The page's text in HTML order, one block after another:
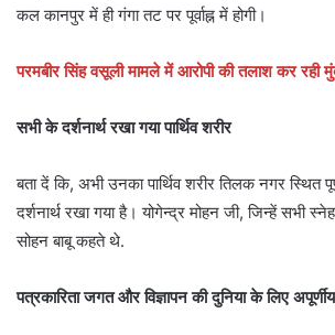
कल कानपुर में ही गंगा तट पर पूर्वाह्न में होगी।
परमबीर सिंह वसूली मामले में आरोपी की तलाश कर रही
सभी के दर्शनार्थ रखा गया पार्थिव शरीर
बता दें कि, अभी उनका पार्थिव शरीर तिलक नगर स्थित
दर्शनार्थ रखा गया है। योगेन्द्र मोहन जी, जिन्हें सभी
सोहन बाबू कहते थे.
पत्रकारिता जगत और विज्ञापन की दुनिया के लिए अपूर्णीय